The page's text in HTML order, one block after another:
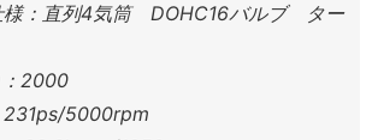
様：直列4気筒 DOHC16バルブ ター
2000
231ps/5000rpm